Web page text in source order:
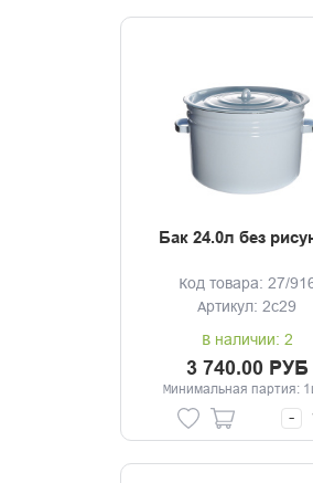
Бак 24.0л без
Код товара: 27/
Артикул: 2с29
В наличии: 2
3 740.00 РУБ
Минимальная партия:
-